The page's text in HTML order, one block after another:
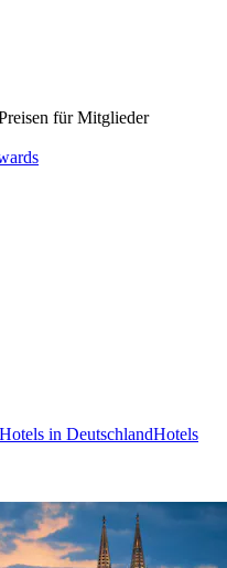
für Mitglieder
Hotels in DeutschlandHotels